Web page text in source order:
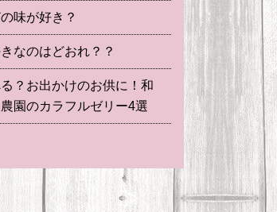
味が好き？
なのはどおれ？？
？お出かけのお供に！和
園のカラフルゼリー4選